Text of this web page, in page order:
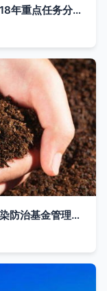
图解《北京市土壤污染防治工作方案2018年重点任务分解》 土壤污染治理的精细化路径
生态文明再出发 六部门联合发布土壤污染防治基金管理办法，推动省域治理